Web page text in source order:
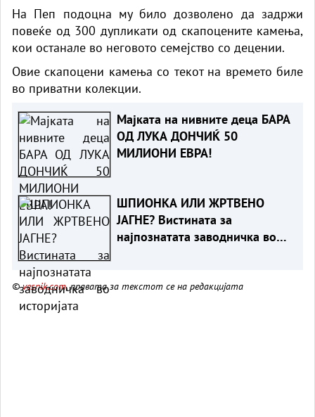
На Пеп подоцна му било дозволено да задржи
повеќе од 300 дупликати од скапоцените камења,
кои останале во неговото семејство со децении.
Овие скапоцени камења со текот на времето биле
во приватни колекции.
Мајката на нивните деца БАРА
ОД ЛУКА ДОНЧИЌ 50
МИЛИОНИ ЕВРА!
ШПИОНКА ИЛИ ЖРТВЕНО
ЈАГНЕ? Вистината за
најпознатата заводничка во
©vesnik.com, правата за текстот се на редакцијата